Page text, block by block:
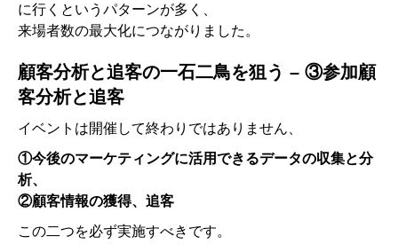
に行くというパターンが多く、
来場者数の最大化につながりました。
顧客分析と追客の一石二鳥を狙う – ③参加顧
客分析と追客
イベントは開催して終わりではありません、
①今後のマーケティングに活用できるデータの収集と分
析、
②顧客情報の獲得、追客
この二つを必ず実施すべきです。